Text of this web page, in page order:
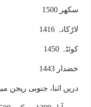
سکھر 1500
لاڑکانہ 1416
کوئٹہ 1450
خضدار 1443